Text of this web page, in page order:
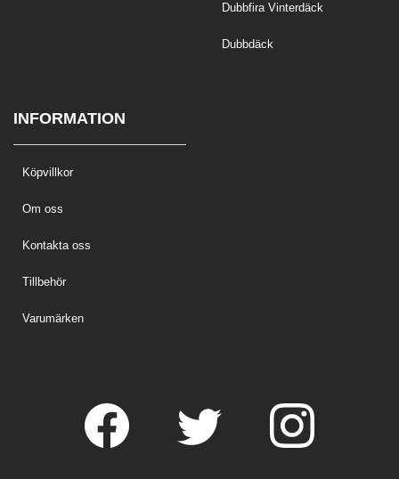
Dubbfira Vinterdäck
Dubbdäck
INFORMATION
Köpvillkor
Om oss
Kontakta oss
Tillbehör
Varumärken